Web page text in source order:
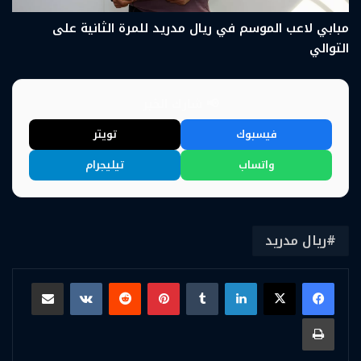
مبابي لاعب الموسم في ريال مدريد للمرة الثانية على
التوالي
فيسبوك
تويتر
واتساب
تيليجرام
ريال مدريد
لينكدإن بينتيريست
مشاركة عبر البريد
طباعة